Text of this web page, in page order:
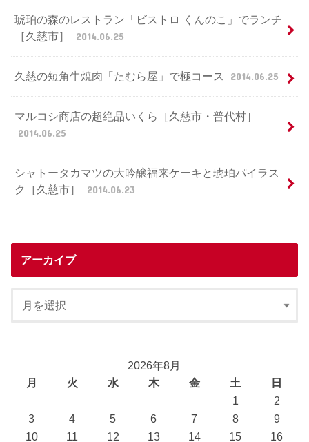
琥珀の森のレストラン「ビストロ くんのこ」でランチ
［久慈市］
2014.06.25
久慈の短角牛焼肉「たむら屋」で極コース 2014.06.25
マルコシ商店の超絶品いくら［久慈市・普代村］
2014.06.25
シャトータカマツの大吟醸福来ケーキと琥珀パイラス
ク［久慈市］
2014.06.23
アーカイブ
2026年8月
月
火 水 木 金 土
日
1
2
3
4 5 6 7 8
9
10
11 12 13 14 15 16